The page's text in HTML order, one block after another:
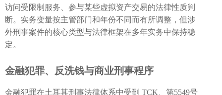
访问受限制服务、参与某些虚拟资产交易的法律性质判
断。实务变量按主管部门和年份不同而有所调整，但涉
外刑事案件的核心类型与法律框架在多年实务中保持稳
定。
金融犯罪、反洗钱与商业刑事程序
金融犯罪在土耳其刑事法律体系中受到 TCK、第5549号